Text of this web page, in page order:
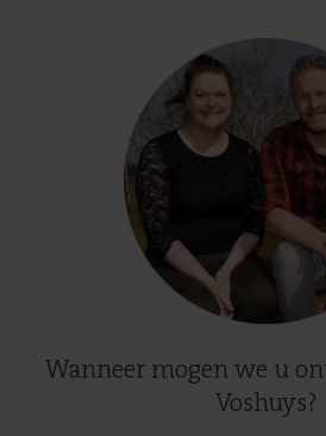
Wanneer mogen we u
Voshuys?